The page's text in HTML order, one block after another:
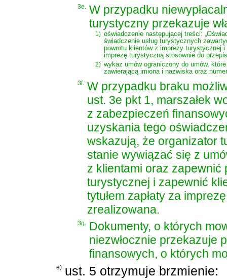
3e. W przypadku
turystyczny przekazuje
1) oświadczenie następującej treści:
świadczenie usług turystycznych
powrotu klientów z imprezy turystycznej i
imprezę turystyczną stosownie do
2) wykaz umów ograniczony do umów,
zawierającą imiona i nazwiska oraz
3f. W przypadku braku
ust. 3e pkt 1, marszałek
z zabezpieczeń
uzyskania tego
wskazują, że organizator
stanie wywiązać się z
z klientami oraz
turystycznej i zapewnić
tytułem zapłaty za
zrealizowana.
3g. Dokumenty, o których
niezwłocznie przekazuje
finansowych, o których
e) ust. 5 otrzymuje brzmienie: